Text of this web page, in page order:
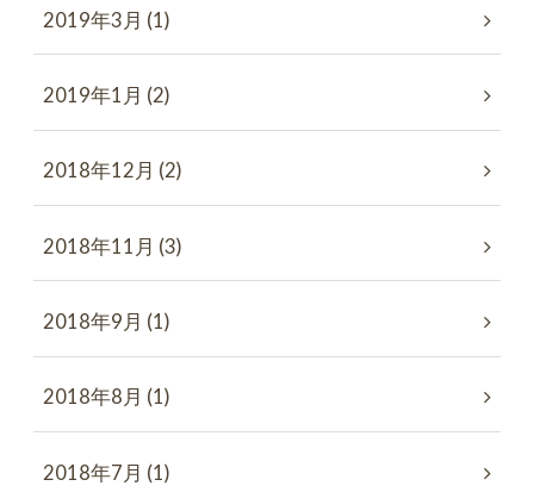
2019年3月 (1)
2019年1月 (2)
2018年12月 (2)
2018年11月 (3)
2018年9月 (1)
2018年8月 (1)
2018年7月 (1)